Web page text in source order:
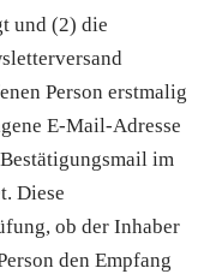
und (2) die
Person erstmalig
E-Mail-Adresse
im
Diese
ob der Inhaber
den Empfang